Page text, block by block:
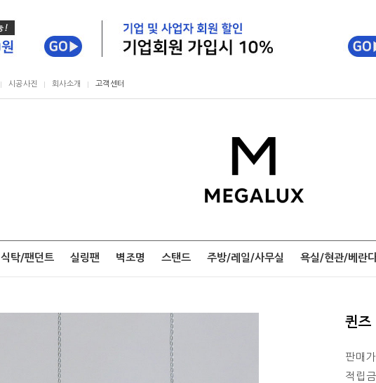
시공사진 회사소개 고객센터
식탁/팬던트 실링팬 벽조명 스탠드 주방/레일/사무실 욕실/현관/베란
퀸즈
판매가
적립금